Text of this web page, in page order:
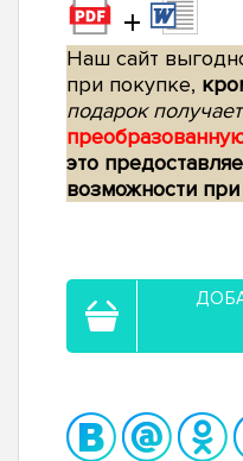
+
Наш сайт
при покупке,
подарок
это
возможности